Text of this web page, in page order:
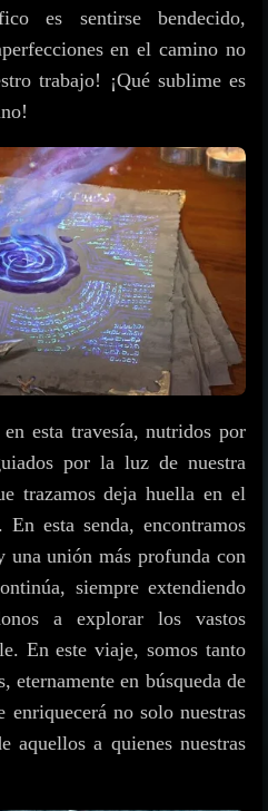
es sentirse bendecido,
en el camino no
trabajo! ¡Qué sublime es
esta travesía, nutridos por
por la luz de nuestra
trazamos deja huella en el
esta senda, encontramos
una unión más profunda con
siempre extendiendo
a explorar los vastos
En este viaje, somos tanto
eternamente en búsqueda de
no solo nuestras
aquellos a quienes nuestras